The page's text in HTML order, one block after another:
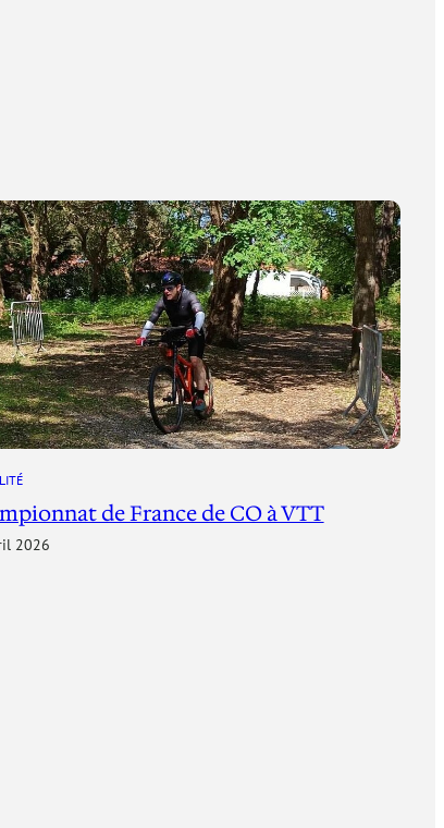
de France de CO à VTT
2026